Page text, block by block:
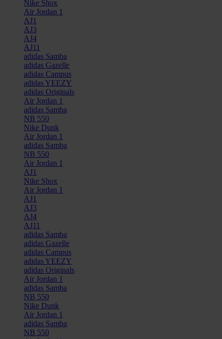
Nike Shox
Air Jordan 1
AJ1
AJ3
AJ4
AJ11
adidas Samba
adidas Gazelle
adidas Campus
adidas YEEZY
adidas Originals
Air Jordan 1
adidas Samba
NB 550
Nike Dunk
Air Jordan 1
adidas Samba
NB 550
Air Jordan 1
AJ1
Nike Shox
Air Jordan 1
AJ1
AJ3
AJ4
AJ11
adidas Samba
adidas Gazelle
adidas Campus
adidas YEEZY
adidas Originals
Air Jordan 1
adidas Samba
NB 550
Nike Dunk
Air Jordan 1
adidas Samba
NB 550